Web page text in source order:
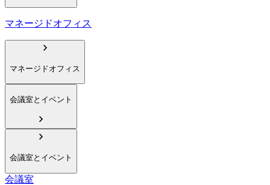
マネージドオフィス
マネージドオフィス
会議室とイベント
会議室とイベント
会議室